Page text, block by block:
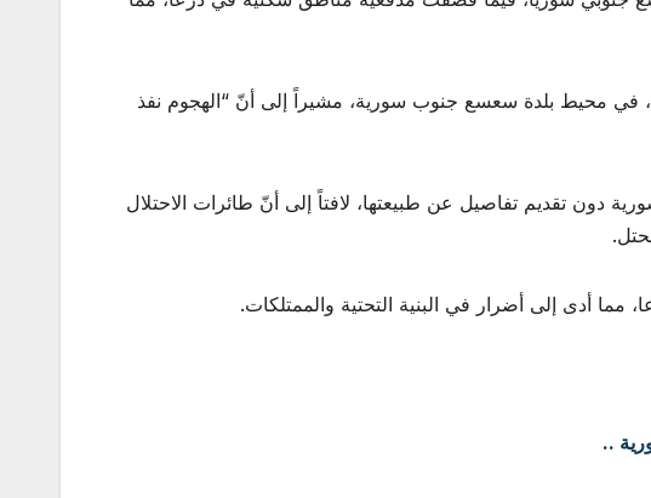
في محيط بلدة سعسع جنوب سورية، مشيراً إلى أنّ “الهجوم نفذ
دون تقديم تفاصيل عن طبيعتها، لافتاً إلى أنّ طائرات الاحتلال
أدى إلى أضرار في البنية التحتية والممتلكات.
..